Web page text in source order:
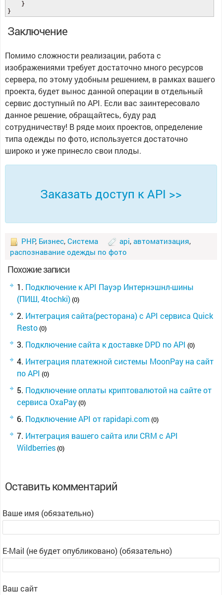
    }
}
Заключение
Помимо сложности реализации, работа с
изображениями требует достаточно много ресурсов
сервера, по этому удобным решением, в рамках вашего
проекта, будет вынос данной операции в отдельный
сервис доступный по API. Если вас заинтересовало
данное решение, обращайтесь, буду рад
сотрудничеству! В ряде моих проектов, определение
типа одежды по фото, используется достаточно
широко и уже принесло свои плоды.
Заказать доступ к API >>
PHP, Бизнес, Система api, автоматизация,
распознавание одежды по фото
Похожие записи
Подключение к API Пауэр Интернэшнл-шины
(ПИШ, 4tochki)(0)
Интеграция сайта(ресторана) с API сервиса Quick
Resto(0)
Подключение сайта к доставке DPD по API (0)
Интеграция платежной системы MoonPay на сайт
по API (0)
Подключение оплаты криптовалютой на сайте от
сервиса OxaPay(0)
Подключение API от rapidapi.com (0)
Интеграция вашего сайта или CRM с API
Wildberries(0)
Оставить комментарий
Ваше имя (обязательно)
E-Mail (не будет опубликовано) (обязательно)
Ваш сайт